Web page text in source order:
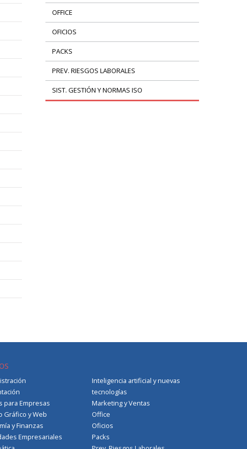
OFFICE
OFICIOS
PACKS
PREV. RIESGOS LABORALES
SIST. GESTIÓN Y NORMAS ISO
para Empresas
Gráfico y Web
y Finanzas
Empresariales
Inteligencia artificial y nuevas
tecnologías
Marketing y Ventas
Office
Oficios
Packs